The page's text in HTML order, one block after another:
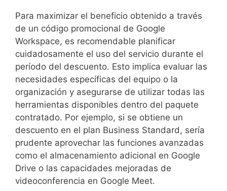
Para maximizar el beneficio obtenido a través
de un código promocional de Google
Workspace, es recomendable planificar
cuidadosamente el uso del servicio durante el
período del descuento. Esto implica evaluar las
necesidades específicas del equipo o la
organización y asegurarse de utilizar todas las
herramientas disponibles dentro del paquete
contratado. Por ejemplo, si se obtiene un
descuento en el plan Business Standard, sería
prudente aprovechar las funciones avanzadas
como el almacenamiento adicional en Google
Drive o las capacidades mejoradas de
videoconferencia en Google Meet.